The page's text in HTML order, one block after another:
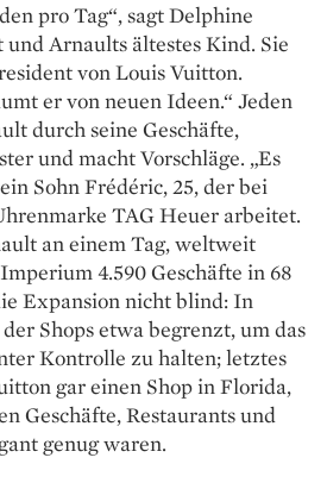
pro Tag“, sagt Delphine
Arnaults ältestes Kind. Sie
von ­Louis Vuitton.
er von neuen Ideen.“ Jeden
durch seine Geschäfte,
und macht Vorschläge. „Es
Sohn Frédéric, 25, der bei
TAG Heuer arbeitet.
an einem Tag, weltweit
4.590 Geschäfte in 68
Expansion nicht blind: In
Shops etwa begrenzt, um das
Kontrolle zu halten; letztes
gar einen Shop in Florida,
Geschäfte, Restaurants und
genug waren.